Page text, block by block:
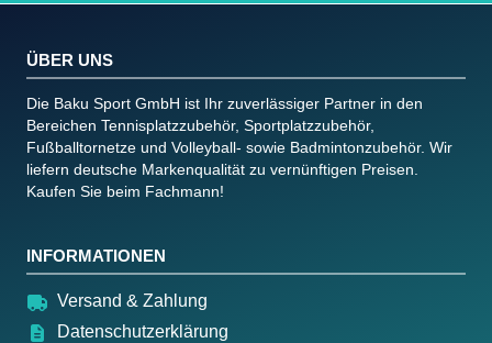
ÜBER UNS
Die Baku Sport GmbH ist Ihr zuverlässiger Partner in den
Bereichen Tennisplatzzubehör, Sportplatzzubehör,
Fußballtornetze und Volleyball- sowie Badmintonzubehör. Wir
liefern deutsche Markenqualität zu vernünftigen Preisen.
Kaufen Sie beim Fachmann!
INFORMATIONEN
Versand & Zahlung
Datenschutzerklärung